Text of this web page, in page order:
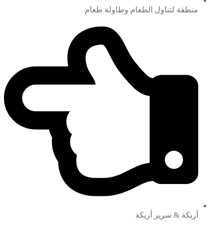
منطقة لتناول الطعام وطاولة طعام
أريكة & سرير أريكة